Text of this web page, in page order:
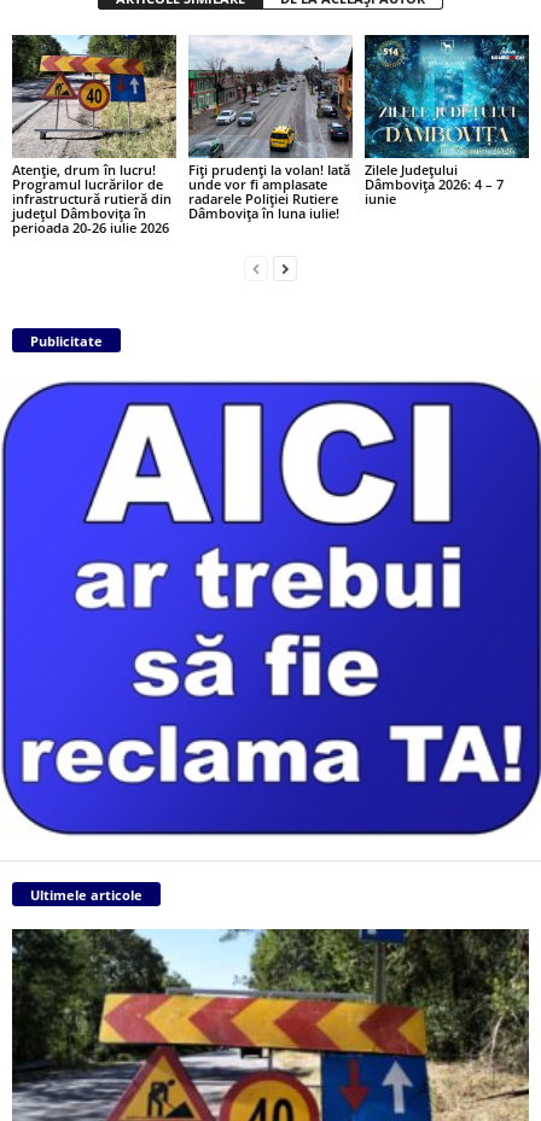
Atenție, drum în lucru!
Programul lucrărilor de
infrastructură rutieră din
județul Dâmbovița în
perioada 20-26 iulie 2026
Fiți prudenți la volan! Iată
unde vor fi amplasate
radarele Poliției Rutiere
Dâmbovița în luna iulie!
Zilele Județului
Dâmbovița 2026: 4 – 7
iunie
Publicitate
Ultimele articole